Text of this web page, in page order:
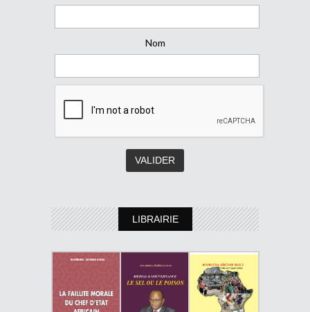
Nom
LIBRAIRIE